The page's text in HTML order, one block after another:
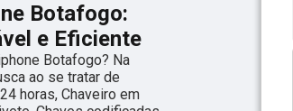
Botafogo:
e Eficiente
Botafogo? Na
ao se tratar de
horas, Chaveiro em